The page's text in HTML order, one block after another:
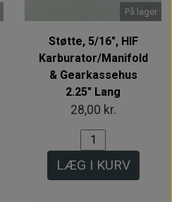
På lager
Støtte, 5/16", HIF
Karburator/Manifold
& Gearkassehus
2.25" Lang
28,00 kr.
LÆG I KURV